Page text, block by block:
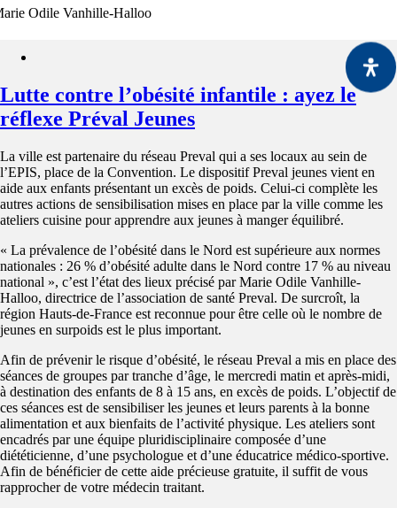
Odile Vanhille-Halloo
Lutte contre l’obésité infantile : ayez le
réflexe Préval Jeunes
La ville est partenaire du réseau Preval qui a ses locaux au sein de
l’EPIS, place de la Convention. Le dispositif Preval jeunes vient en
aide aux enfants présentant un excès de poids. Celui-ci complète les
autres actions de sensibilisation mises en place par la ville comme les
ateliers cuisine pour apprendre aux jeunes à manger équilibré.
« La prévalence de l’obésité dans le Nord est supérieure aux normes
nationales : 26 % d’obésité adulte dans le Nord contre 17 % au niveau
national », c’est l’état des lieux précisé par Marie Odile Vanhille-
Halloo, directrice de l’association de santé Preval. De surcroît, la
région Hauts-de-France est reconnue pour être celle où le nombre de
jeunes en surpoids est le plus important.
Afin de prévenir le risque d’obésité, le réseau Preval a mis en place des
séances de groupes par tranche d’âge, le mercredi matin et après-midi,
à destination des enfants de 8 à 15 ans, en excès de poids. L’objectif de
ces séances est de sensibiliser les jeunes et leurs parents à la bonne
alimentation et aux bienfaits de l’activité physique. Les ateliers sont
encadrés par une équipe pluridisciplinaire composée d’une
diététicienne, d’une psychologue et d’une éducatrice médico-sportive.
Afin de bénéficier de cette aide précieuse gratuite, il suffit de vous
rapprocher de votre médecin traitant.